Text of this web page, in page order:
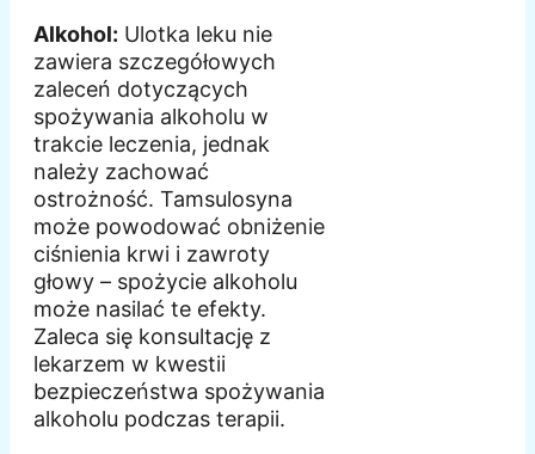
Alkohol: Ulotka leku nie
zawiera szczegółowych
zaleceń dotyczących
spożywania alkoholu w
trakcie leczenia, jednak
należy zachować
ostrożność. Tamsulosyna
może powodować obniżenie
ciśnienia krwi i zawroty
głowy – spożycie alkoholu
może nasilać te efekty.
Zaleca się konsultację z
lekarzem w kwestii
bezpieczeństwa spożywania
alkoholu podczas terapii.